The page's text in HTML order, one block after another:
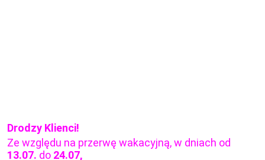
Drodzy Klienci!
Ze względu na przerwę wakacyjną, w dniach od
13.07. do 24.07,